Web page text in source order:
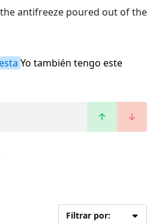
antifreeze poured out of the
Yo también tengo este
Filtrar por: